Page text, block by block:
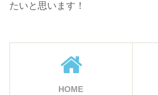
たいと思います！
HOME